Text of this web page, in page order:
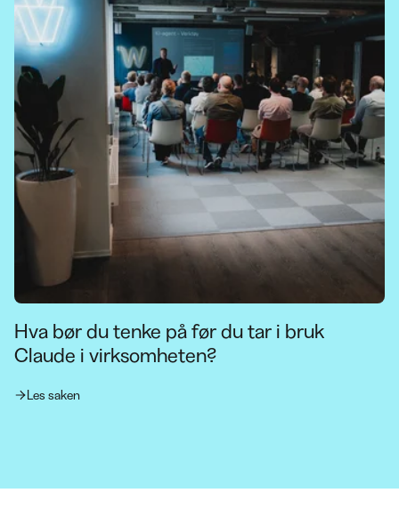
Hva bør du tenke på før du tar i bruk
Claude i virksomheten?
Les saken